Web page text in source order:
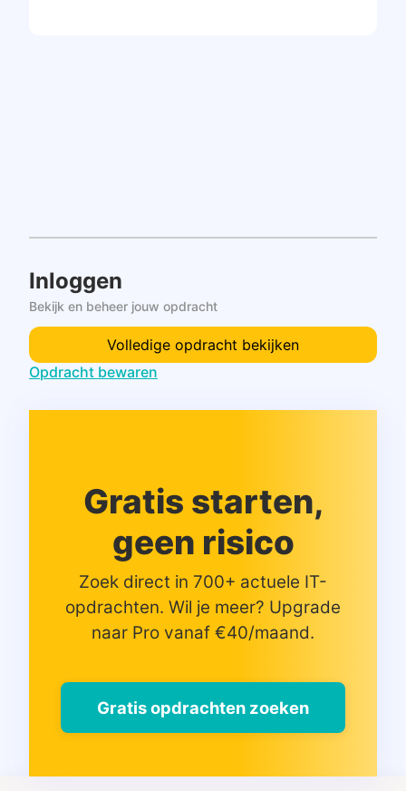
Inloggen
Bekijk en beheer jouw opdracht
Volledige opdracht bekijken
Opdracht bewaren
Gratis starten,
geen risico
Zoek direct in 700+ actuele IT-
opdrachten. Wil je meer? Upgrade
naar Pro vanaf €40/maand.
Gratis opdrachten zoeken